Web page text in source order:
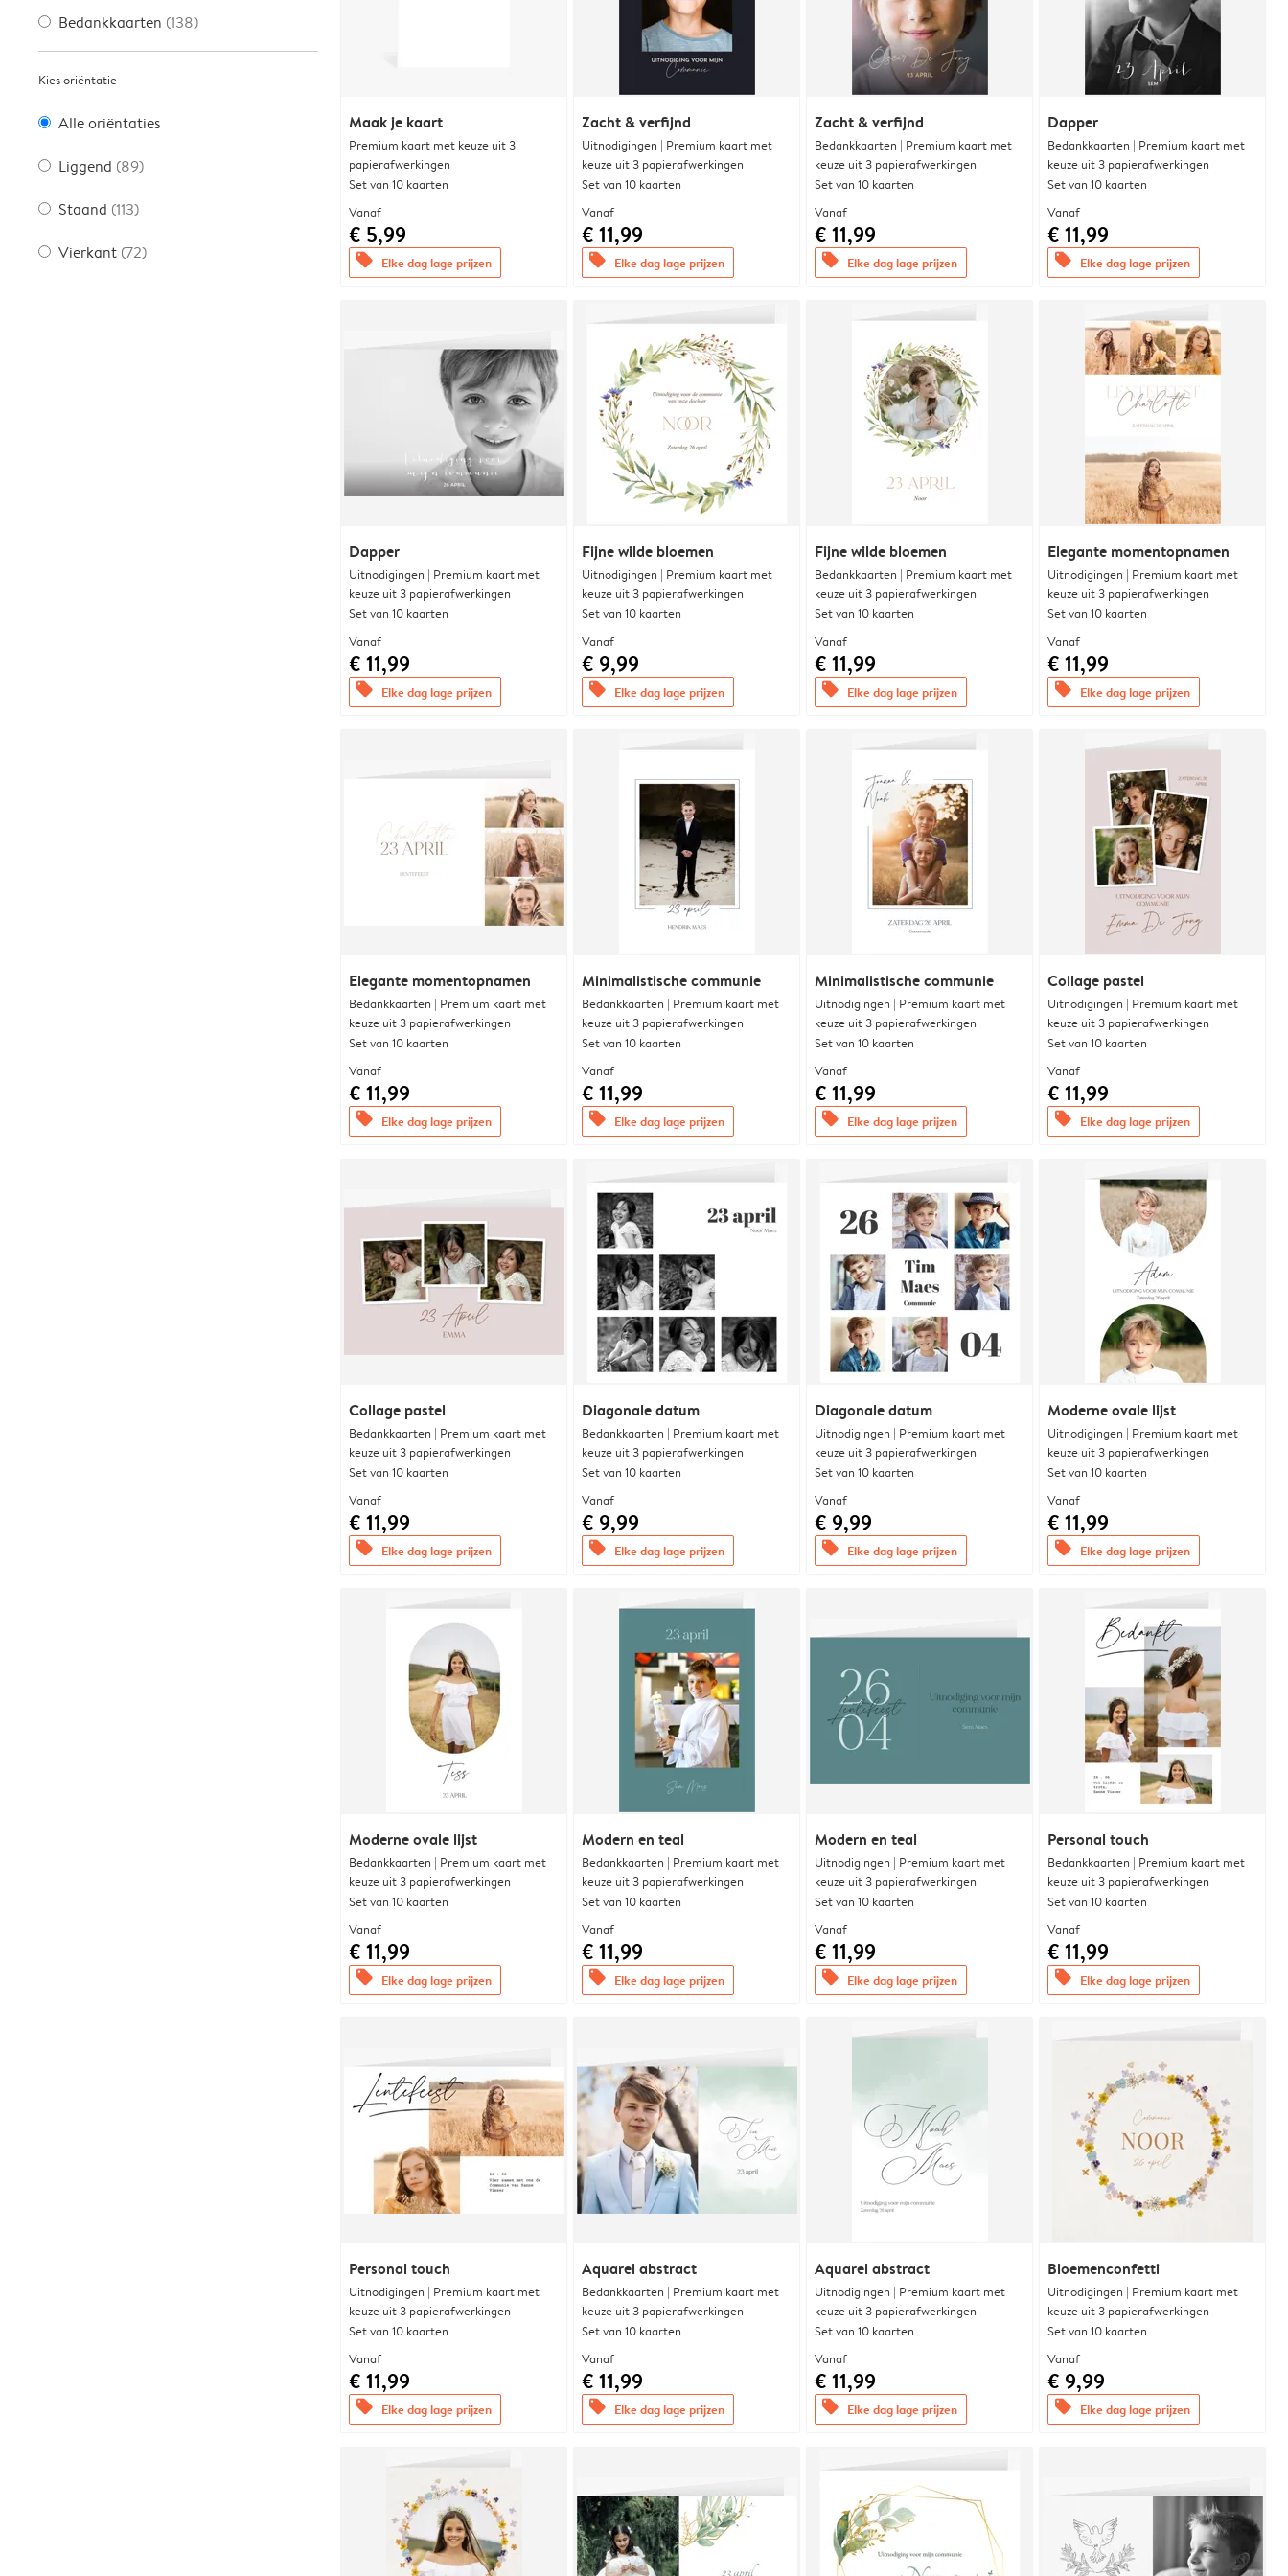
Bedankkaarten (138)
Kies oriëntatie
Alle oriëntaties
Liggend (89)
Staand (113)
Vierkant (72)
Maak je kaart
Premium kaart met keuze uit 3
papierafwerkingen
Set van 10 kaarten
Vanaf
€ 5,99
offers Elke dag lage prijzen
Zacht & verfijnd
Uitnodigingen | Premium kaart met
keuze uit 3 papierafwerkingen
Set van 10 kaarten
Vanaf
€ 11,99
offers Elke dag lage prijzen
Zacht & verfijnd
Bedankkaarten | Premium kaart met
keuze uit 3 papierafwerkingen
Set van 10 kaarten
Vanaf
€ 11,99
offers Elke dag lage prijzen
Dapper
Bedankkaarten | Premium kaart met
keuze uit 3 papierafwerkingen
Set van 10 kaarten
Vanaf
€ 11,99
offers Elke dag lage prijzen
Dapper
Uitnodigingen | Premium kaart met
keuze uit 3 papierafwerkingen
Set van 10 kaarten
Vanaf
€ 11,99
offers Elke dag lage prijzen
Fijne wilde bloemen
Uitnodigingen | Premium kaart met
keuze uit 3 papierafwerkingen
Set van 10 kaarten
Vanaf
€ 9,99
offers Elke dag lage prijzen
Fijne wilde bloemen
Bedankkaarten | Premium kaart met
keuze uit 3 papierafwerkingen
Set van 10 kaarten
Vanaf
€ 11,99
offers Elke dag lage prijzen
Elegante momentopnamen
Uitnodigingen | Premium kaart met
keuze uit 3 papierafwerkingen
Set van 10 kaarten
Vanaf
€ 11,99
offers Elke dag lage prijzen
Elegante momentopnamen
Bedankkaarten | Premium kaart met
keuze uit 3 papierafwerkingen
Set van 10 kaarten
Vanaf
€ 11,99
offers Elke dag lage prijzen
Minimalistische communie
Bedankkaarten | Premium kaart met
keuze uit 3 papierafwerkingen
Set van 10 kaarten
Vanaf
€ 11,99
offers Elke dag lage prijzen
Minimalistische communie
Uitnodigingen | Premium kaart met
keuze uit 3 papierafwerkingen
Set van 10 kaarten
Vanaf
€ 11,99
offers Elke dag lage prijzen
Collage pastel
Uitnodigingen | Premium kaart met
keuze uit 3 papierafwerkingen
Set van 10 kaarten
Vanaf
€ 11,99
offers Elke dag lage prijzen
Collage pastel
Bedankkaarten | Premium kaart met
keuze uit 3 papierafwerkingen
Set van 10 kaarten
Vanaf
€ 11,99
offers Elke dag lage prijzen
Diagonale datum
Bedankkaarten | Premium kaart met
keuze uit 3 papierafwerkingen
Set van 10 kaarten
Vanaf
€ 9,99
offers Elke dag lage prijzen
Diagonale datum
Uitnodigingen | Premium kaart met
keuze uit 3 papierafwerkingen
Set van 10 kaarten
Vanaf
€ 9,99
offers Elke dag lage prijzen
Moderne ovale lijst
Uitnodigingen | Premium kaart met
keuze uit 3 papierafwerkingen
Set van 10 kaarten
Vanaf
€ 11,99
offers Elke dag lage prijzen
Moderne ovale lijst
Bedankkaarten | Premium kaart met
keuze uit 3 papierafwerkingen
Set van 10 kaarten
Vanaf
€ 11,99
offers Elke dag lage prijzen
Modern en teal
Bedankkaarten | Premium kaart met
keuze uit 3 papierafwerkingen
Set van 10 kaarten
Vanaf
€ 11,99
offers Elke dag lage prijzen
Modern en teal
Uitnodigingen | Premium kaart met
keuze uit 3 papierafwerkingen
Set van 10 kaarten
Vanaf
€ 11,99
offers Elke dag lage prijzen
Personal touch
Bedankkaarten | Premium kaart met
keuze uit 3 papierafwerkingen
Set van 10 kaarten
Vanaf
€ 11,99
offers Elke dag lage prijzen
Personal touch
Uitnodigingen | Premium kaart met
keuze uit 3 papierafwerkingen
Set van 10 kaarten
Vanaf
€ 11,99
offers Elke dag lage prijzen
Aquarel abstract
Bedankkaarten | Premium kaart met
keuze uit 3 papierafwerkingen
Set van 10 kaarten
Vanaf
€ 11,99
offers Elke dag lage prijzen
Aquarel abstract
Uitnodigingen | Premium kaart met
keuze uit 3 papierafwerkingen
Set van 10 kaarten
Vanaf
€ 11,99
offers Elke dag lage prijzen
Bloemenconfetti
Uitnodigingen | Premium kaart met
keuze uit 3 papierafwerkingen
Set van 10 kaarten
Vanaf
€ 9,99
offers Elke dag lage prijzen